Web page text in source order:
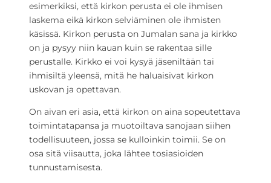
esimerkiksi, että kirkon perusta ei ole ihmisen
laskema eikä kirkon selviäminen ole ihmisten
käsissä. Kirkon perusta on Jumalan sana ja kirkko
on ja pysyy niin kauan kuin se rakentaa sille
perustalle. Kirkko ei voi kysyä jäseniltään tai
ihmisiltä yleensä, mitä he haluaisivat kirkon
uskovan ja opettavan.
On aivan eri asia, että kirkon on aina sopeutettava
toimintatapansa ja muotoiltava sanojaan siihen
todellisuuteen, jossa se kulloinkin toimii. Se on
osa sitä viisautta, joka lähtee tosiasioiden
tunnustamisesta.